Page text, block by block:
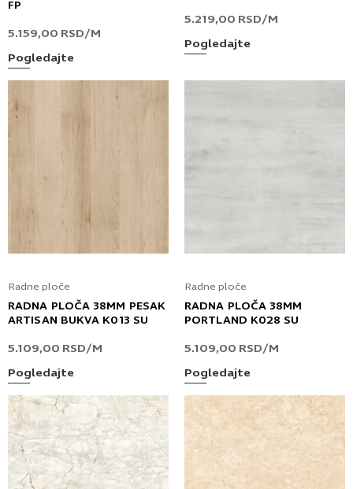
FP
5.159,00 RSD/M
Pogledajte
5.219,00 RSD/M
Pogledajte
Radne ploče
RADNA PLOČA 38MM PESAK
ARTISAN BUKVA K013 SU
5.109,00 RSD/M
Pogledajte
Radne ploče
RADNA PLOČA 38MM
PORTLAND K028 SU
5.109,00 RSD/M
Pogledajte